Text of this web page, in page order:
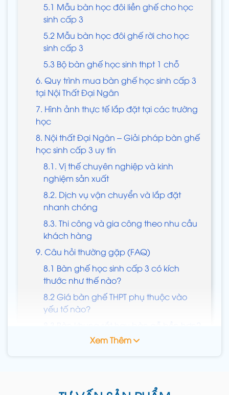
5.1 Mẫu bàn học đôi liền ghế cho học
sinh cấp 3
5.2 Mẫu bàn học đôi ghế rời cho học
sinh cấp 3
5.3 Bộ bàn ghế học sinh thpt 1 chỗ
6. Quy trình mua bàn ghế học sinh cấp 3
tại Nội Thất Đại Ngân
7. Hình ảnh thực tế lắp đặt tại các trường
học
8. Nội thất Đại Ngân – Giải pháp bàn ghế
học sinh cấp 3 uy tín
8.1. Vị thế chuyên nghiệp và kinh
nghiệm sản xuất
8.2. Dịch vụ vận chuyển và lắp đặt
nhanh chóng
8.3. Thi công và gia công theo nhu cầu
khách hàng
9. Câu hỏi thường gặp (FAQ)
8.1 Bàn ghế học sinh cấp 3 có kích
thước như thế nào?
8.2 Giá bàn ghế THPT phụ thuộc vào
yếu tố nào?
8.4 Mua số lượng lớn có được chiết
Xem Thêm